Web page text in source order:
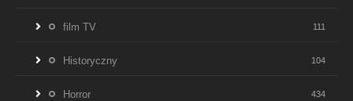
film TV 111
Historyczny 104
Horror 434